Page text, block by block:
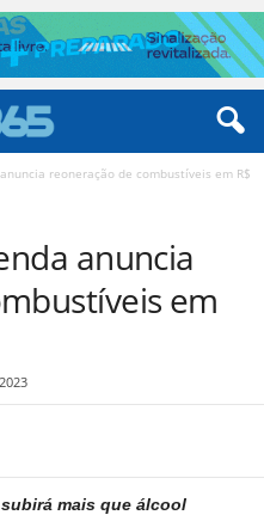
reoneração de combustíveis em R$
anuncia
em
mais que álcool